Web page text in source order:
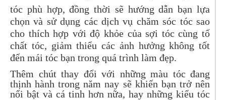
tóc phù hợp, đồng thời sẽ hướng dẫn bạn lựa
chọn và sử dụng các dịch vụ chăm sóc tóc sao
cho thích hợp với độ khỏe của sợi tóc cùng tố
chất tóc, giảm thiểu các ảnh hưởng không tốt
đến mái tóc bạn trong quá trình làm đẹp.
Thêm chút thay đổi với những màu tóc đang
thịnh hành trong năm nay sẽ khiến bạn trở nên
nổi bật và cá tinh hơn nữa, hay những kiểu tóc